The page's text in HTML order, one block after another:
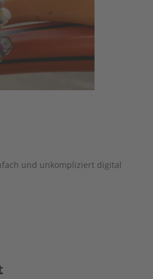
und unkompliziert digital